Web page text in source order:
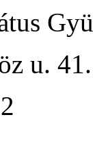
u. 41.